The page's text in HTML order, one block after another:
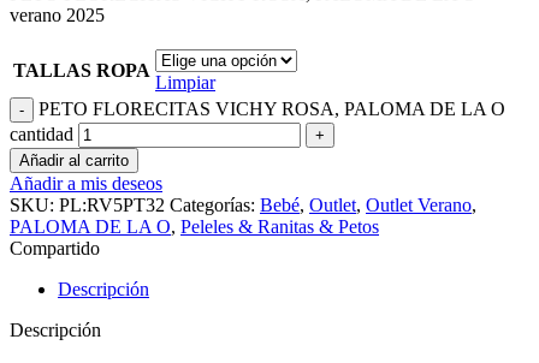
verano 2025
TALLAS ROPA
Limpiar
PETO FLORECITAS VICHY ROSA, PALOMA DE LA O
cantidad
Añadir al carrito
Añadir a mis deseos
SKU: PL:RV5PT32 Categorías: Bebé, Outlet, Outlet Verano,
PALOMA DE LA O, Peleles & Ranitas & Petos
Compartido
Descripción
Descripción